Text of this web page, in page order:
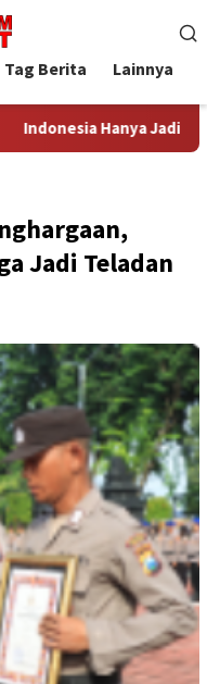
Tag Berita Lainnya
Hanya Jadi Penonton,
Jadi Teladan